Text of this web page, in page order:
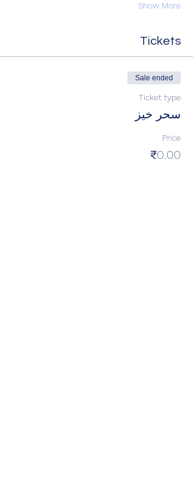
Show More
Tickets
Sale ended
Ticket type
سحر خیز
Price
₹0.00